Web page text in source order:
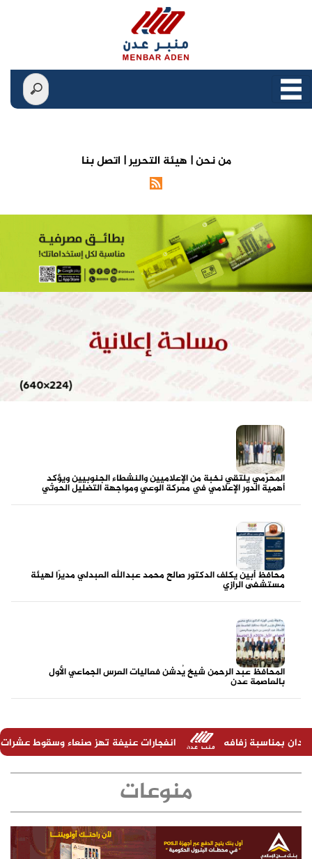
من نحن | هيئة التحرير | اتصل بنا
المحرّمي يلتقي نخبة من الإعلاميين والنشطاء الجنوبيين ويؤكد
أهمية الدور الإعلامي في معركة الوعي ومواجهة التضليل الحوثي
محافظ أبين يكلف الدكتور صالح محمد عبدالله العبدلي مديرًا لهيئة
مستشفى الرازي
المحافظ عبد الرحمن شيخ يُدشن فعاليات العرس الجماعي الأول
بالعاصمة عدن
انفجارات عنيفة تهز صنعاء وسقوط عشرات القتلى والجرحى
منوعات